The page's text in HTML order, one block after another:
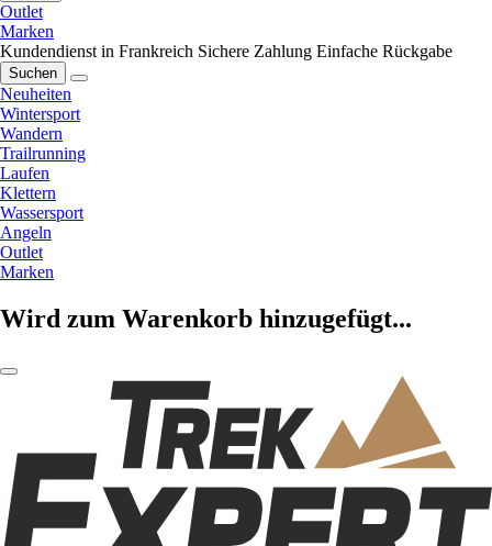
Outlet
Marken
Kundendienst in Frankreich Sichere Zahlung Einfache Rückgabe
Suchen
Neuheiten
Wintersport
Wandern
Trailrunning
Laufen
Klettern
Wassersport
Angeln
Outlet
Marken
Wird zum Warenkorb hinzugefügt...